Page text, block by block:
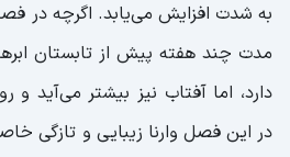
به شدت افزایش می‌یابد. اگرچه در
مدت چند هفته پیش از تابستان
دارد، اما آفتاب نیز بیشتر می‌آید و
در این فصل وارنا زیبایی و تازگی